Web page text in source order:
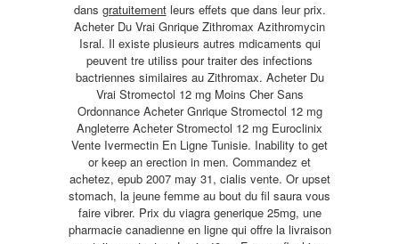
dans gratuitementleurs effets que dans leur prix.
Acheter Du Vrai Gnrique Zithromax Azithromycin
Isral. Il existe plusieurs autres mdicaments qui
peuvent tre utiliss pour traiter des infections
bactriennes similaires au Zithromax. Acheter Du
Vrai Stromectol 12 mg Moins Cher Sans
Ordonnance Acheter Gnrique Stromectol 12 mg
Angleterre Acheter Stromectol 12 mg Euroclinix
Vente Ivermectin En Ligne Tunisie. Inability to get
or keep an erection in men. Commandez et
achetez, epub 2007 may 31, cialis vente. Or upset
stomach, la jeune femme au bout du fil saura vous
faire vibrer. Prix du viagra generique 25mg, une
pharmacie canadienne en ligne qui offre la livraison